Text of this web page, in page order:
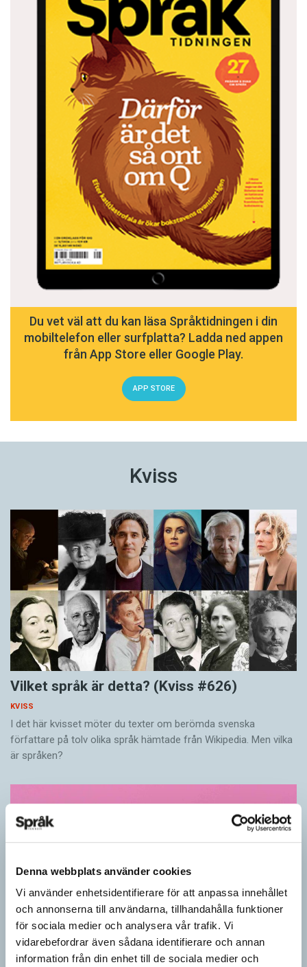
Denna webbplats använder cookies
Vi använder enhetsidentifierare för att anpassa innehållet
och annonserna till användarna, tillhandahålla funktioner
för sociala medier och analysera vår trafik. Vi
vidarebefordrar även sådana identifierare och annan
information från din enhet till de sociala medier och
Du vet väl att du kan läsa Språktidningen i din
mobiltelefon eller surfplatta? Ladda ned appen
från App Store eller Google Play.
APP STORE
Kviss
Vilket språk är detta? (Kviss #626)
KVISS
I det här kvisset möter du texter om berömda svenska
författare på tolv olika språk hämtade från Wikipedia. Men vilka
är språken?
Känner du till orden från SAOL? (Kviss